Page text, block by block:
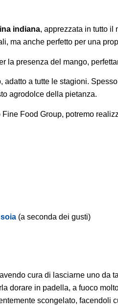
indiana, apprezzata in tutto il
ma anche perfetto per una
la presenza del mango,
a tutte le stagioni. Spesso
agrodolce della pietanza.
Food Group, potremo
(a seconda dei gusti)
cura di lasciarne uno da
dorare in padella, a fuoco
scongelato,